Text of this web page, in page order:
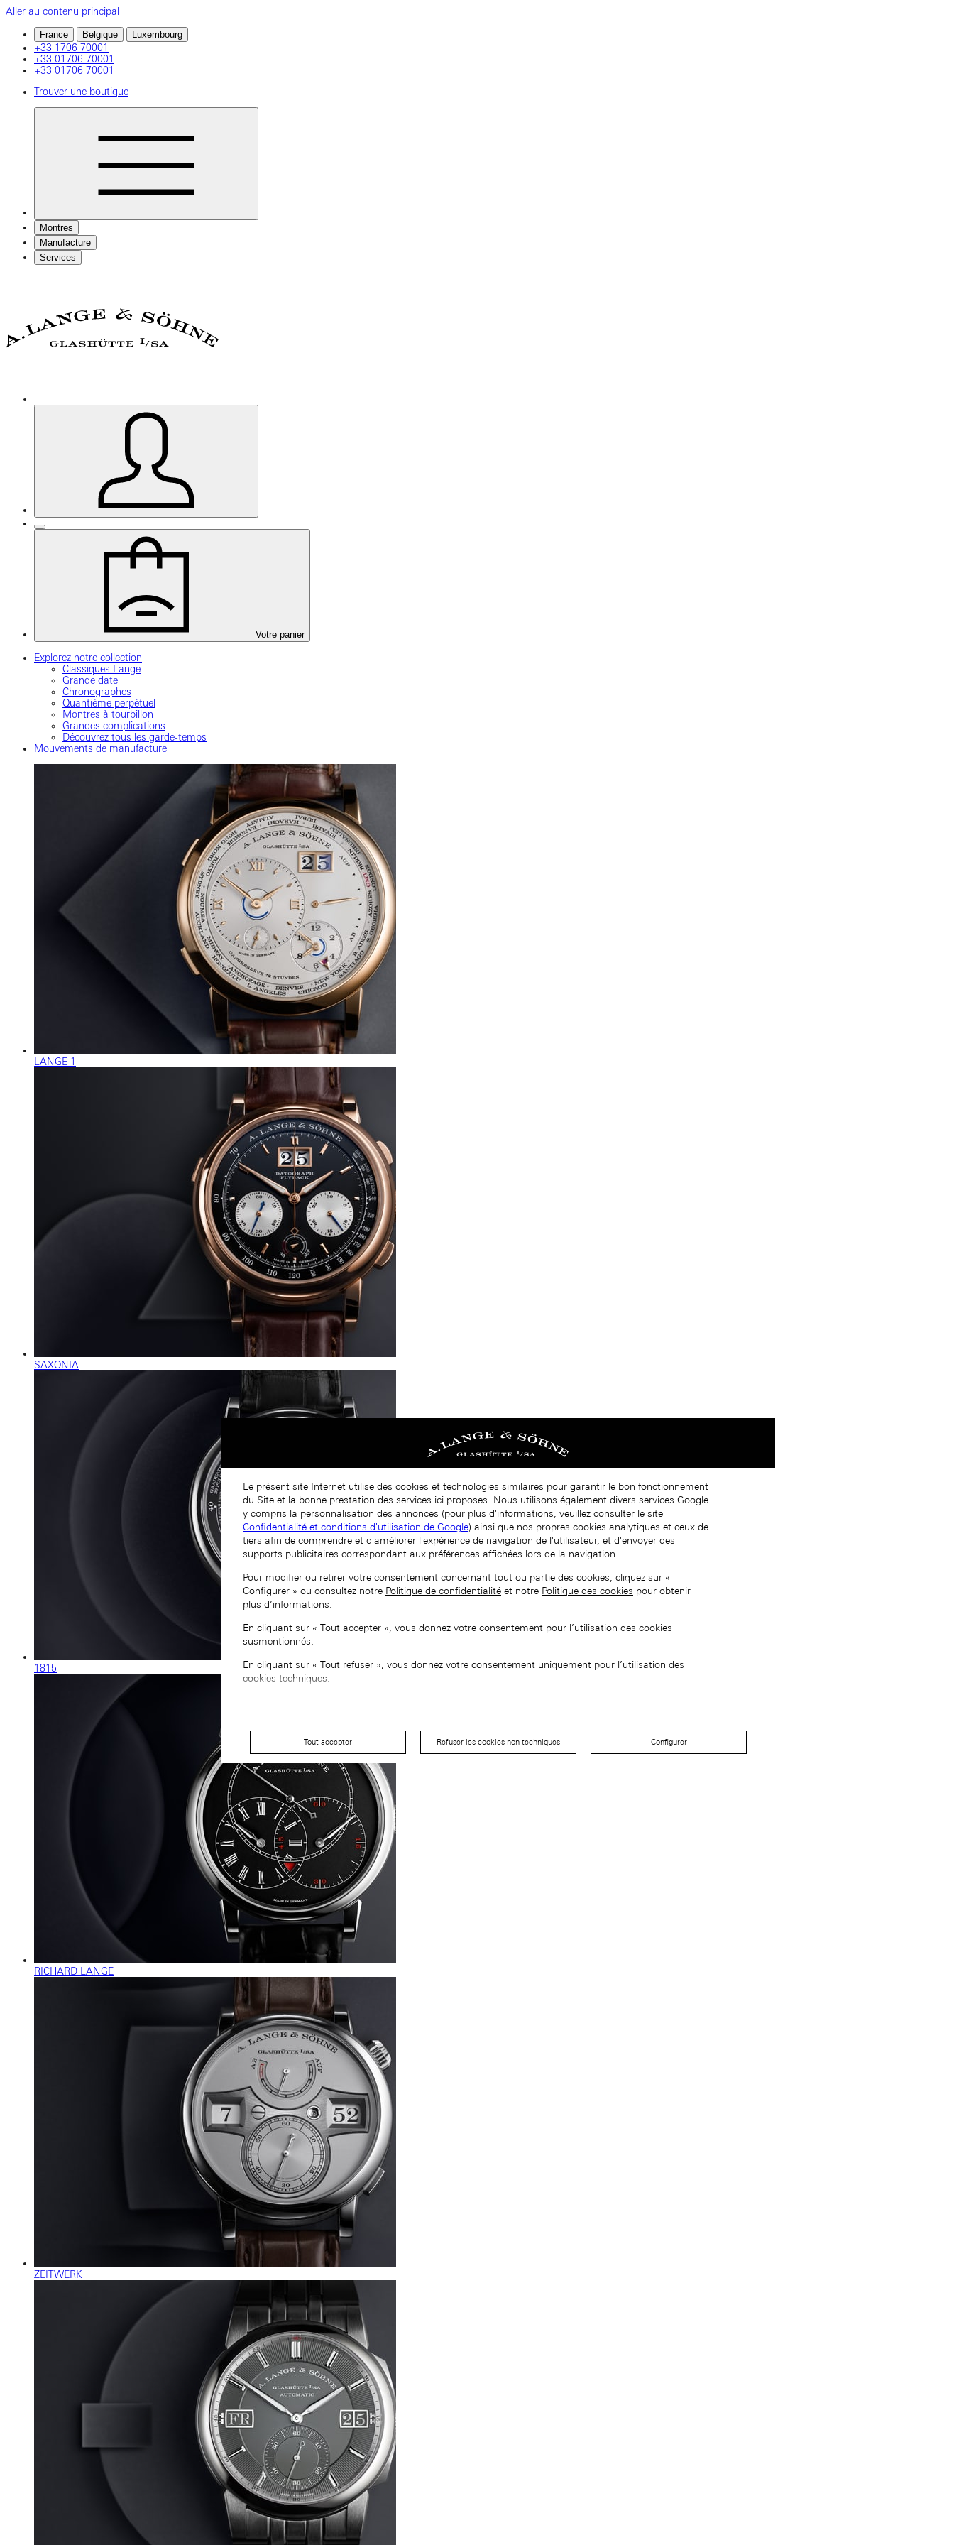
Aller au contenu principal
France Belgique Luxembourg
+33 1706 70001
+33 01706 70001
+33 01706 70001
Trouver une boutique
Montres
Manufacture
Services
Votre panier
Explorez notre collection
Classiques Lange
Grande date
Chronographes
Quantième perpétuel
Montres à tourbillon
Grandes complications
Découvrez tous les garde-temps
Mouvements de manufacture
LANGE 1
SAXONIA
1815
RICHARD LANGE
ZEITWERK
Le présent site Internet utilise des cookies et technologies similaires pour garantir le bon fonctionnement
du Site et la bonne prestation des services ici proposes. Nous utilisons également divers services Google
y compris la personnalisation des annonces (pour plus d'informations, veuillez consulter le site
Confidentialité et conditions d'utilisation de Google) ainsi que nos propres cookies analytiques et ceux de
tiers afin de comprendre et d'améliorer l'expérience de navigation de l'utilisateur, et d'envoyer des
supports publicitaires correspondant aux préférences affichées lors de la navigation.
Pour modifier ou retirer votre consentement concernant tout ou partie des cookies, cliquez sur «
Configurer » ou consultez notre Politique de confidentialité et notre Politique des cookies pour obtenir
plus d’informations.
En cliquant sur « Tout accepter », vous donnez votre consentement pour l’utilisation des cookies
susmentionnés.
En cliquant sur « Tout refuser », vous donnez votre consentement uniquement pour l’utilisation des
cookies techniques.
Tout accepter Refuser les cookies non techniques Configurer